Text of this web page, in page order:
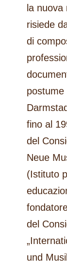
la
risiede
di
postume
fino al
del
Neue
(Istituto
del
und